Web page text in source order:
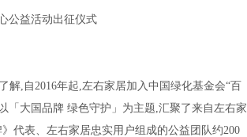
公益活动出征仪式
,自2016年起,左右家居加入中国绿化基金会“百
「大国品牌 绿色守护」为主题,汇聚了来自左右家
代表、左右家居忠实用户组成的公益团队约200